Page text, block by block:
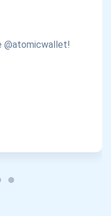
@atomicwallet!